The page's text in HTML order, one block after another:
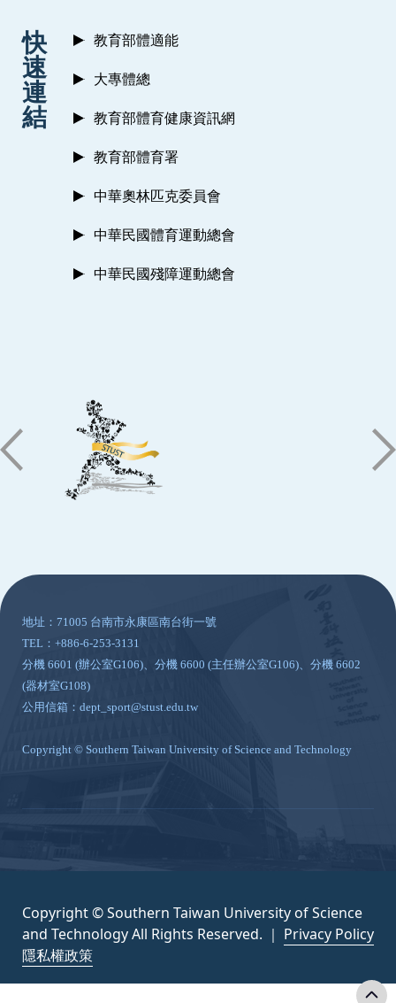
快
速
連
結
教育部體適能
大專體總
教育部體育健康資訊網
教育部體育署
中華奧林匹克委員會
中華民國體育運動總會
中華民國殘障運動總會
地址：71005 台南市永康區南台街一號
TEL：+886-6-253-3131
分機 6601 (辦公室G106)、分機 6600 (主任辦公室G106)、分機 6602
(器材室G108)
公用信箱：dept_sport@stust.edu.tw
Copyright © Southern Taiwan University of Science and Technology
Copyright © Southern Taiwan University of Science
and Technology All Rights Reserved. ｜ Privacy Policy
隱私權政策